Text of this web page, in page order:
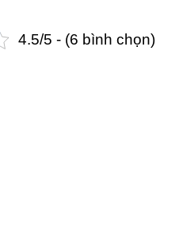
4.5/5 - (6 bình chọn)